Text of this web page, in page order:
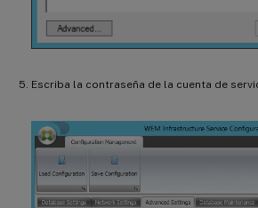
Escriba la contraseña de la cuenta de